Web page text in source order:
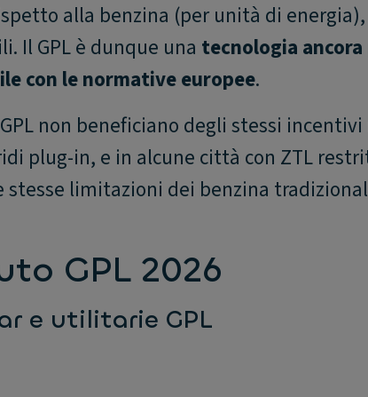
alla benzina (per unità di
Il GPL è dunque una tecnologia
con le normative europee.
non beneficiano degli stessi
plug-in, e in alcune città con ZTL
stesse limitazioni dei benzina
GPL 2026
e utilitarie GPL